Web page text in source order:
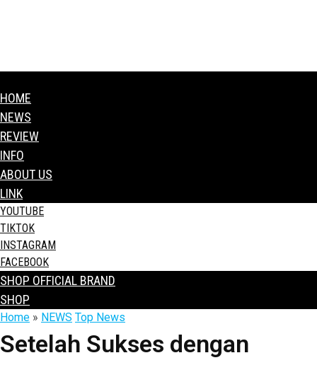
HOME
NEWS
REVIEW
INFO
ABOUT US
LINK
YOUTUBE
TIKTOK
INSTAGRAM
FACEBOOK
SHOP OFFICIAL BRAND
SHOP
Home » NEWS Top News
Setelah Sukses dengan